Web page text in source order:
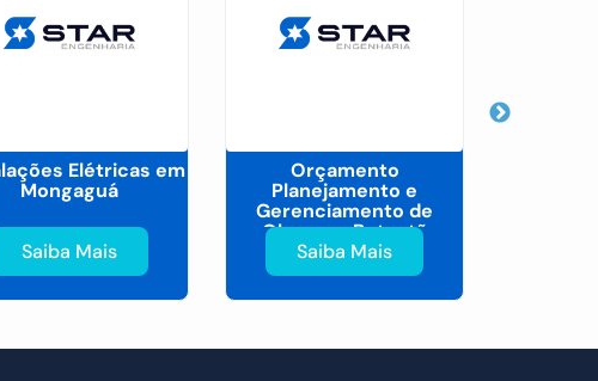
Elétricas em
Mongaguá
Saiba Mais
Orçamento
Planejamento e
Gerenciamento de
Obras no Butantã
Saiba Mais